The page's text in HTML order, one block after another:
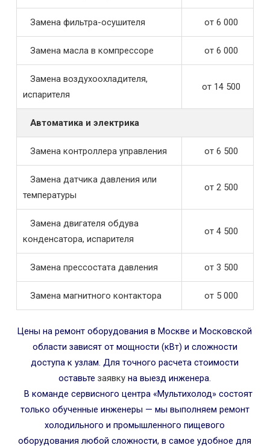
Замена фильтра-осушителя от 6 000
Замена масла в компрессоре от 6 000
Замена воздухоохладителя,
испарителя
от 14 500
Автоматика и электрика
Замена контроллера управления от 6 500
Замена датчика давления или
температуры
от 2 500
Замена двигателя обдува
конденсатора, испарителя
от 4 500
Замена прессостата давления от 3 500
Замена магнитного контактора от 5 000
Цены на ремонт оборудования в Москве и Московской
области зависят от мощности (кВт) и сложности
доступа к узлам. Для точного расчета стоимости
оставьтезаявку на выезд инженера.
В команде сервисного центра «Мультихолод» состоят
только обученные инженеры — мы выполняем ремонт
холодильного и промышленного пищевого
оборудования любой сложности, в самое удобное для